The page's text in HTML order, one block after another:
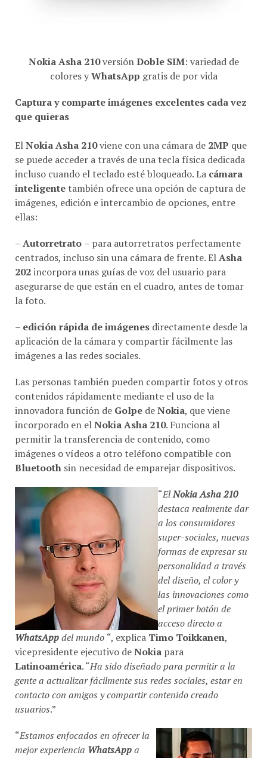
Nokia Asha 210versiónDoble SIM: variedad de
colores yWhatsApp gratis de por vida
Captura y comparte imágenes excelentes cada vez
que quieras
ElNokia Asha 210viene con una cámara de 2MP que
se puede acceder a través de una tecla física dedicada
incluso cuando el teclado esté bloqueado. La cámara
inteligente también ofrece una opción de captura de
imágenes, edición e intercambio de opciones, entre
ellas:
–Autorretrato – para autorretratos perfectamente
centrados, incluso sin una cámara de frente. ElAsha
202incorpora unas guías de voz del usuario para
asegurarse de que están en el cuadro, antes de tomar
la foto.
– edición rápida de imágenes directamente desde la
aplicación de la cámara y compartir fácilmente las
imágenes a las redes sociales.
Las personas también pueden compartir fotos y otros
contenidos rápidamente mediante el uso de la
innovadora función de Golpe deNokia, que viene
incorporado en elNokia Asha 210. Funciona al
permitir la transferencia de contenido, como
imágenes o vídeos a otro teléfono compatible con
Bluetooth sin necesidad de emparejar dispositivos.
“ElNokia Asha 210
destaca realmente dar
a los consumidores
super-sociales, nuevas
formas de expresar su
personalidad a través
del diseño, el color y
las innovaciones como
el primer botón de
acceso directo a
WhatsAppdel mundo “, explica Timo Toikkanen,
vicepresidente ejecutivo deNokia para
Latinoamérica. “Ha sido diseñado para permitir a la
gente a actualizar fácilmente sus redes sociales, estar en
contacto con amigos y compartir contenido creado
usuarios.”
“Estamos enfocados en ofrecer la
mejor experiencia WhatsAppa